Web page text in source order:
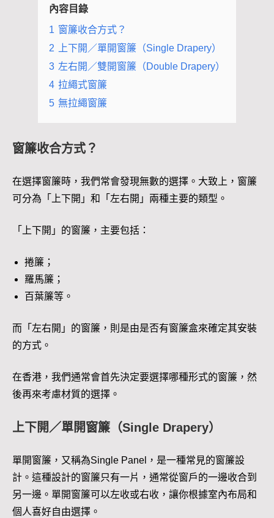
內容目錄
1 窗簾收合方式？
2
上下開／單開窗簾（Single Drapery）
3 左右開／雙開窗簾（Double Drapery）
4 拉繩式窗簾
5 無拉繩窗簾
窗簾收合方式？
在選擇窗簾時，我們常會發現無數的選擇。大致上，窗簾
可分為「上下開」和「左右開」兩種主要的類型。
「上下開」的窗簾，主要包括：
捲簾；
羅馬簾；
百葉簾等。
而「左右開」的窗簾，則是由是否有窗簾盒來確定其安裝
的方式。
在香港，我們通常會首先決定要選擇哪種形式的窗簾，然
後再來考慮材質的選擇。
上下開／單開窗簾（Single Drapery）
單開窗簾，又稱為Single Panel，是一種常見的窗簾設
計。這種設計的窗簾只有一片，通常從窗戶的一邊收合到
另一邊。單開窗簾可以左收或右收，讓你根據室內布局和
個人喜好自由選擇。